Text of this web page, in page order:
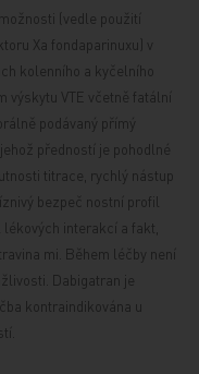
(vedle použití
Xa fondaparinuxu) v
kolenního a kyčelního
výskytu VTE včetně fatální
podávaný přímý
předností je pohodlné
titrace, rychlý nástup
bezpeč nostní profil
interakcí a fakt,
mi. Během léčby není
Dabigatran je
kontraindikována u